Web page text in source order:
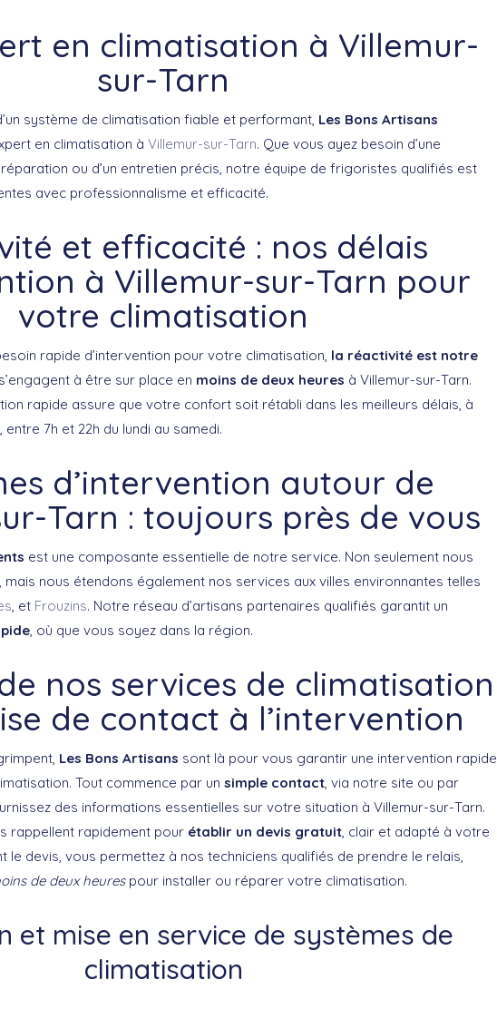
en climatisation à Villemur-
sur-Tarn
système de climatisation fiable et performant, Les Bons Artisans
en climatisation à Villemur-sur-Tarn. Que vous ayez besoin d’une
réparation ou d’un entretien précis, notre équipe de frigoristes qualifiés est
avec professionnalisme et efficacité.
et efficacité : nos délais
à Villemur-sur-Tarn pour
votre climatisation
rapide d’intervention pour votre climatisation, la réactivité est notre
à être sur place en moins de deux heures à Villemur-sur-Tarn.
rapide assure que votre confort soit rétabli dans les meilleurs délais, à
7h et 22h du lundi au samedi.
d’intervention autour de
Tarn : toujours près de vous
est une composante essentielle de notre service. Non seulement nous
nous étendons également nos services aux villes environnantes telles
, et Frouzins. Notre réseau d’artisans partenaires qualifiés garantit un
, où que vous soyez dans la région.
nos services de climatisation
de contact à l’intervention
Les Bons Artisans sont là pour vous garantir une intervention rapide
Tout commence par un simple contact, via notre site ou par
des informations essentielles sur votre situation à Villemur-sur-Tarn.
rappellent rapidement pour établir un devis gratuit, clair et adapté à votre
le devis, vous permettez à nos techniciens qualifiés de prendre le relais,
de deux heurespour installer ou réparer votre climatisation.
et mise en service de systèmes de
climatisation